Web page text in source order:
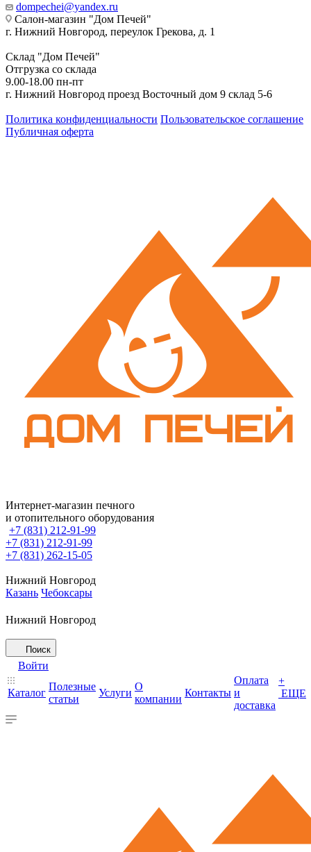
dompechei@yandex.ru
Салон-магазин "Дом Печей"
г. Нижний Новгород, переулок Грекова, д. 1
Склад "Дом Печей"
Отгрузка со склада
9.00-18.00 пн-пт
г. Нижний Новгород проезд Восточный дом 9 склад 5-6
Политика конфиденциальности Пользовательское соглашение
Публичная оферта
Интернет-магазин печного
и отопительного оборудования
+7 (831) 212-91-99
+7 (831) 212-91-99
+7 (831) 262-15-05
Нижний Новгород
Казань Чебоксары
Нижний Новгород
Поиск
Войти
Каталог
Полезные
статьи
Услуги
О
компании
Контакты
Оплата
и
доставка
+
ЕЩЕ